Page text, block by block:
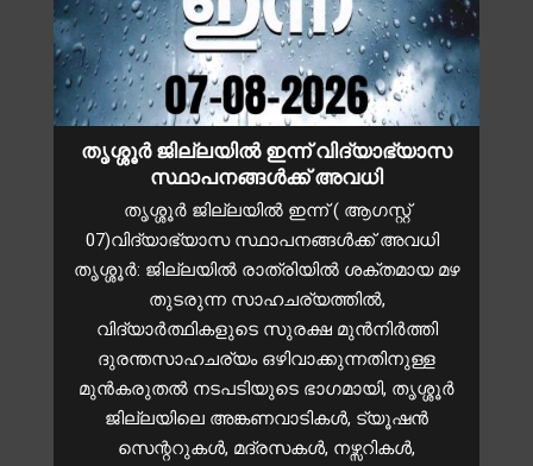
തൃശ്ശൂർ ജില്ലയിൽ ഇന്ന് വിദ്യാഭ്യാസ
സ്ഥാപനങ്ങൾക്ക് അവധി
തൃശ്ശൂർ ജില്ലയിൽ ഇന്ന് ( ആഗസ്റ്റ്
07)വിദ്യാഭ്യാസ സ്ഥാപനങ്ങൾക്ക് അവധി
തൃശ്ശൂർ: ജില്ലയിൽ രാത്രിയിൽ ശക്തമായ മഴ
തുടരുന്ന സാഹചര്യത്തിൽ,
വിദ്യാർത്ഥികളുടെ സുരക്ഷ മുൻനിർത്തി
ദുരന്തസാഹചര്യം ഒഴിവാക്കുന്നതിനുള്ള
മുന്‍കരുതല്‍ നടപടിയുടെ ഭാഗമായി, തൃശ്ശൂർ
ജില്ലയിലെ അങ്കണവാടികൾ, ട്യൂഷൻ
സെന്ററുകൾ, മദ്രസകൾ, നഴ്സറികള്‍,